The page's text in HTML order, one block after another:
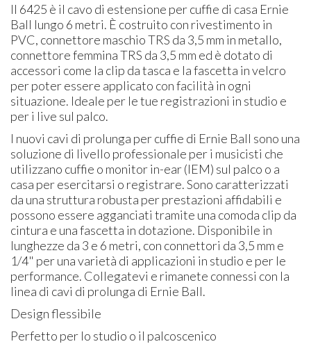
Il 6425 è il cavo di estensione per cuffie di casa Ernie
Ball lungo 6 metri. È costruito con rivestimento in
PVC, connettore maschio TRS da 3,5 mm in metallo,
connettore femmina TRS da 3,5 mm ed è dotato di
accessori come la clip da tasca e la fascetta in velcro
per poter essere applicato con facilità in ogni
situazione. Ideale per le tue registrazioni in studio e
per i live sul palco.
I nuovi cavi di prolunga per cuffie di Ernie Ball sono una
soluzione di livello professionale per i musicisti che
utilizzano cuffie o monitor in-ear (IEM) sul palco o a
casa per esercitarsi o registrare. Sono caratterizzati
da una struttura robusta per prestazioni affidabili e
possono essere agganciati tramite una comoda clip da
cintura e una fascetta in dotazione. Disponibile in
lunghezze da 3 e 6 metri, con connettori da 3,5 mm e
1/4" per una varietà di applicazioni in studio e per le
performance. Collegatevi e rimanete connessi con la
linea di cavi di prolunga di Ernie Ball.
Design flessibile
Perfetto per lo studio o il palcoscenico